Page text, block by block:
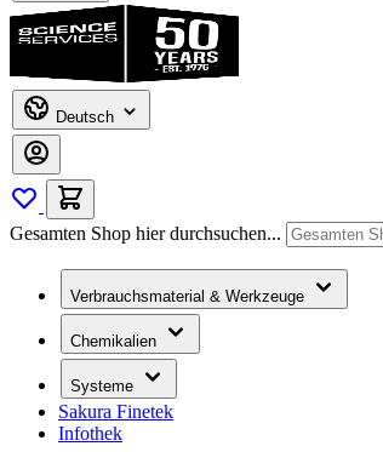
Deutsch
Gesamten Shop hier durchsuchen...
Verbrauchsmaterial & Werkzeuge
Chemikalien
Systeme
Sakura Finetek
Infothek